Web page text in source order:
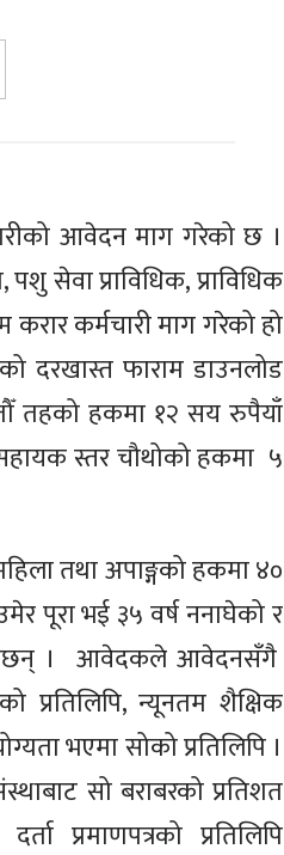
आवेदन माग गरेको छ ।
सेवा प्राविधिक, प्राविधिक
कर्मचारी माग गरेको हो
दरखास्त फाराम डाउनलोड
तहको हकमा १२ सय रुपैयाँ
स्तर चौथोको हकमा ५
तथा अपाङ्गको हकमा ४०
पूरा भई ३५ वर्ष ननाघेको र
। आवेदकले आवेदनसँगै
प्रतिलिपि, न्यूनतम शैक्षिक
भएमा सोको प्रतिलिपि ।
सो बराबरको प्रतिशत
प्रमाणपत्रको प्रतिलिपि